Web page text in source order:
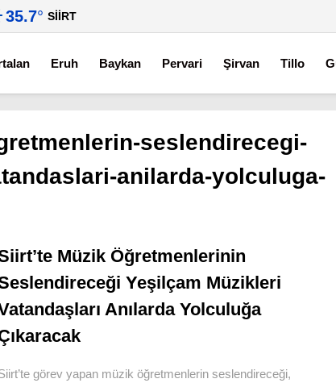
35.7° SIIRT
Eruh Baykan Pervari Şirvan Tillo
seslendirecegi-
anilarda-yolculuga-
Müzik Öğretmenlerinin
Yeşilçam Müzikleri
Anılarda Yolculuğa
görev yapan müzik öğretmenlerin seslendireceği,